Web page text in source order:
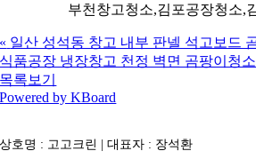
부천창고청소,김포공장청소,
« 일산 성석동 창고 내부 판넬 석고보드
식품공장 냉장창고 천정 벽면 곰팡이청소
목록보기
Powered by KBoard
상호명 : 고고크린 | 대표자 : 장석환